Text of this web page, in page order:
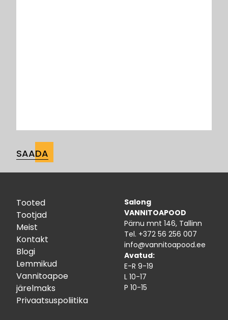
Tooted
Tootjad
Meist
Kontakt
Blogi
Lemmikud
Vannitoapoe
järelmaks
Privaatsuspoliitika
Salong
VANNITOAPOOD
Pärnu mnt 146, Tallinn
Tel. +372 56 256 007
info@vannitoapood.ee
Avatud:
E-R 9-19
L 10-17
P 10-15